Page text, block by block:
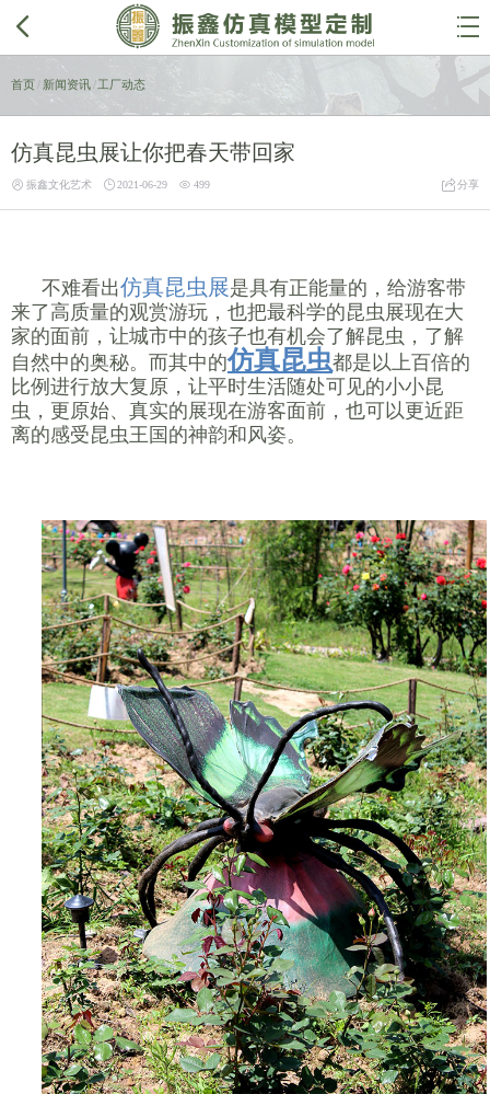
 
首页 新闻资讯/ 工厂动态
仿真昆虫展让你把春天带回家
 振鑫文化艺术  2021-06-29  499 分享
不难看出仿真昆虫展是具有正能量的，给游客带
来了高质量的观赏游玩，也把最科学的昆虫展现在大
家的面前，让城市中的孩子也有机会了解昆虫，了解
自然中的奥秘。而其中的仿真昆虫都是以上百倍的
比例进行放大复原，让平时生活随处可见的小小昆
虫，更原始、真实的展现在游客面前，也可以更近距
离的感受昆虫王国的神韵和风姿。